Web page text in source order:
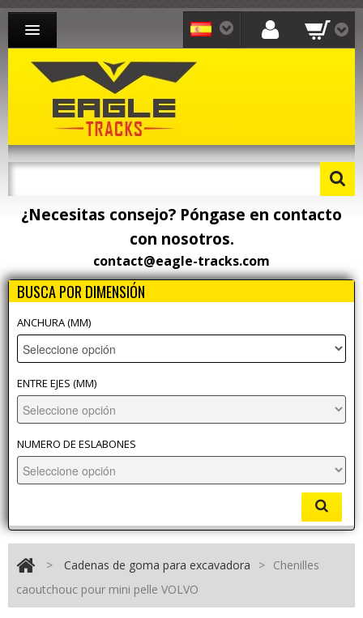
CADENAS PARA EXCAVADORA
CADENAS PARA CARGADORA
CADENAS PARA TRANSPORTISTA
¿Necesitas consejo? Póngase en contacto
con nosotros.
contact@eagle-tracks.com
BUSCA POR DIMENSIÓN
ANCHURA (MM)
ENTRE EJES (MM)
NUMERO DE ESLABONES
> Cadenas de goma para excavadora >
Chenilles
caoutchouc pour mini pelle VOLVO